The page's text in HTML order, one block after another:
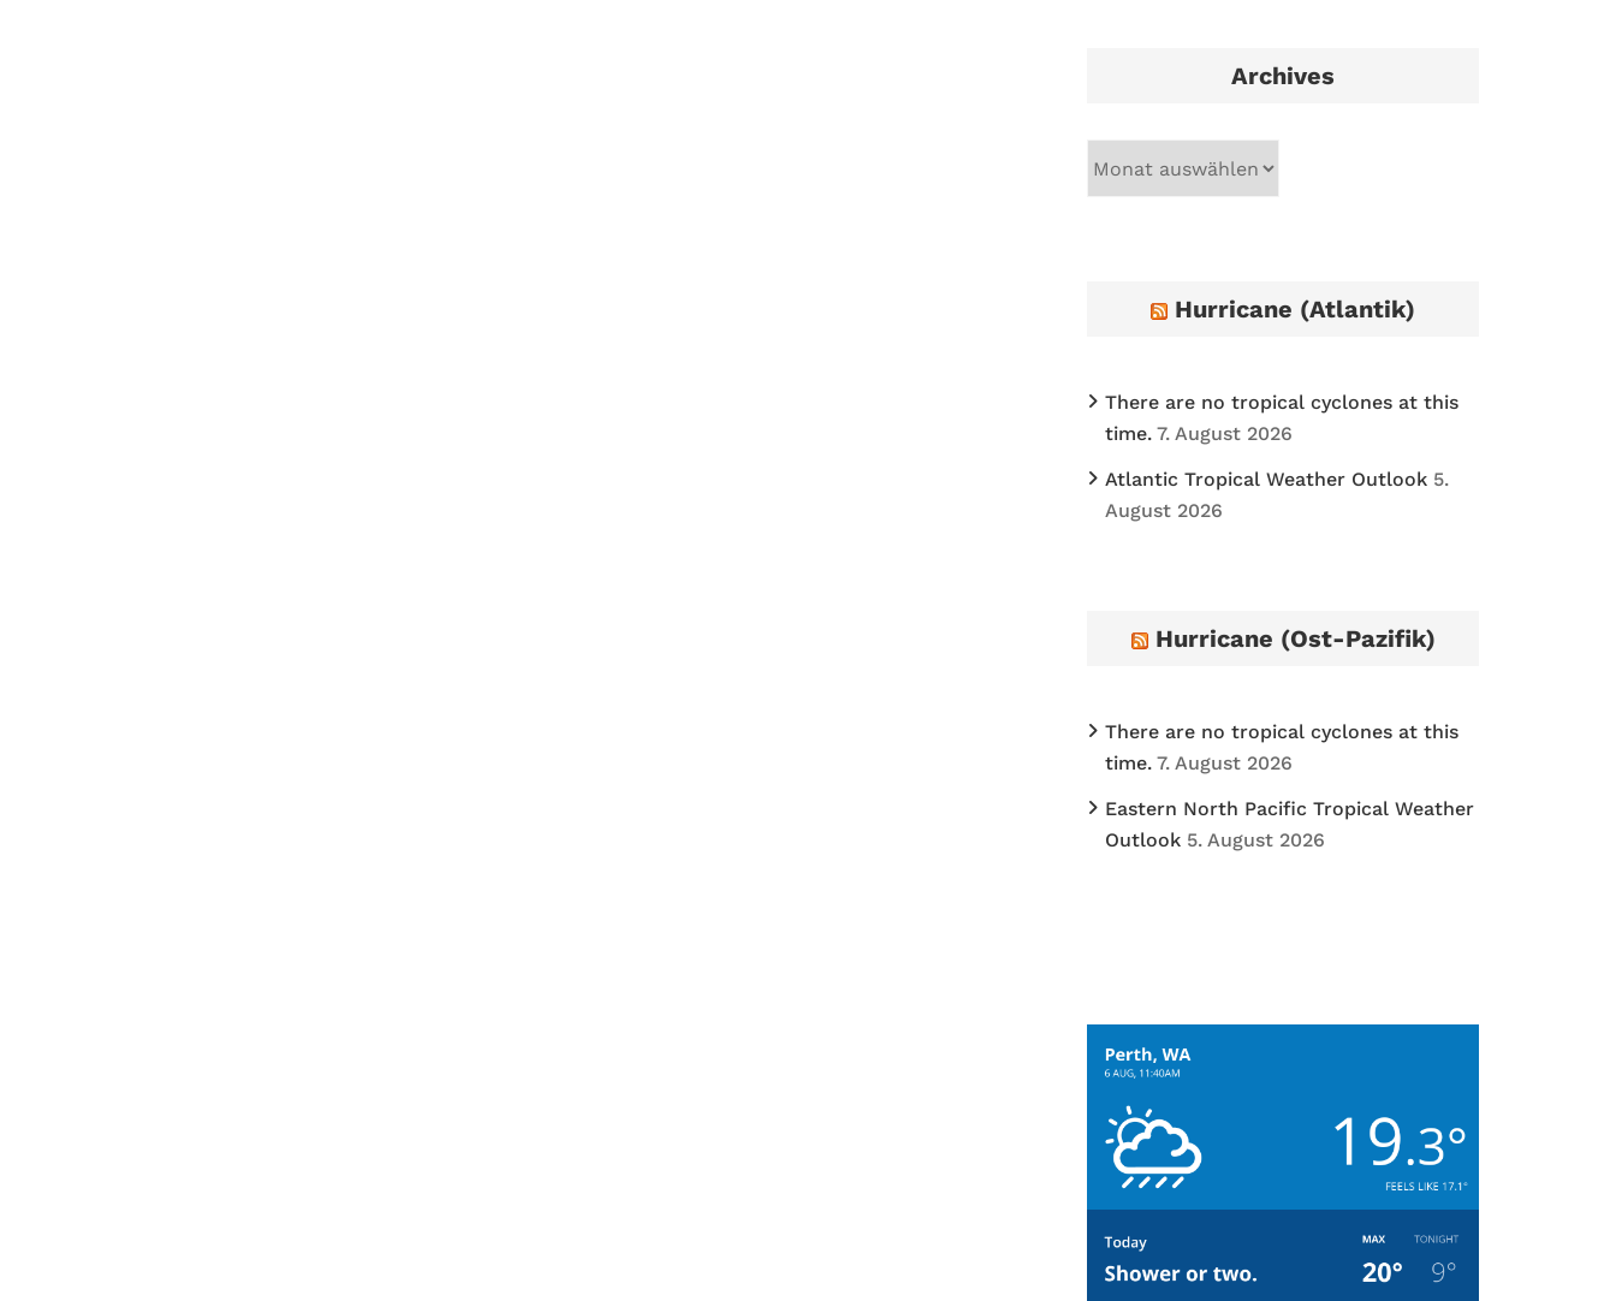
Archives
Hurricane (Atlantik)
There are no tropical cyclones at this
time. 7. August 2026
Atlantic Tropical Weather Outlook 5.
August 2026
Hurricane (Ost-Pazifik)
There are no tropical cyclones at this
time. 7. August 2026
Eastern North Pacific Tropical Weather
Outlook 5. August 2026